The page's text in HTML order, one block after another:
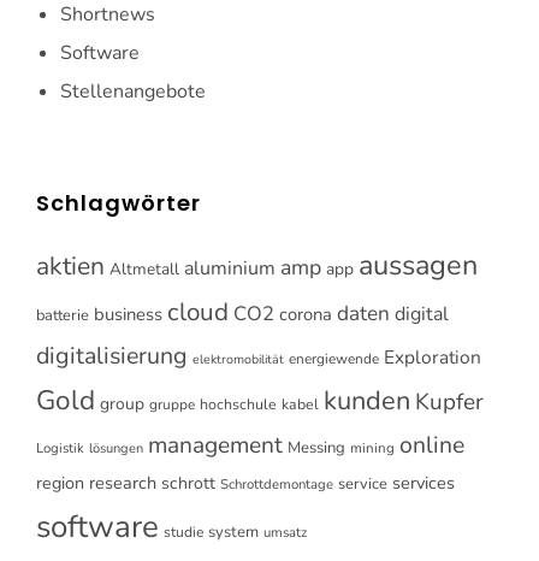
Shortnews
Software
Stellenangebote
Schlagwörter
aktien Altmetall aluminium amp app aussagen
batterie business cloud CO2 corona daten digital
digitalisierung elektromobilität energiewende Exploration
Gold group gruppe hochschule kabel kunden Kupfer
Logistik lösungen management Messing mining online
region research schrott Schrottdemontage service services
software studie system umsatz